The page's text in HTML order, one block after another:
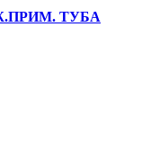
ТУБА